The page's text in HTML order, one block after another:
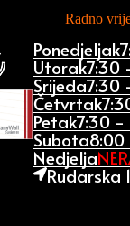
Radno
Ponedjeljak
Utorak7:30
Srijeda7:30
Četvrtak
Petak7:30 -
Subota8:00
Nedjelja
Rudarska